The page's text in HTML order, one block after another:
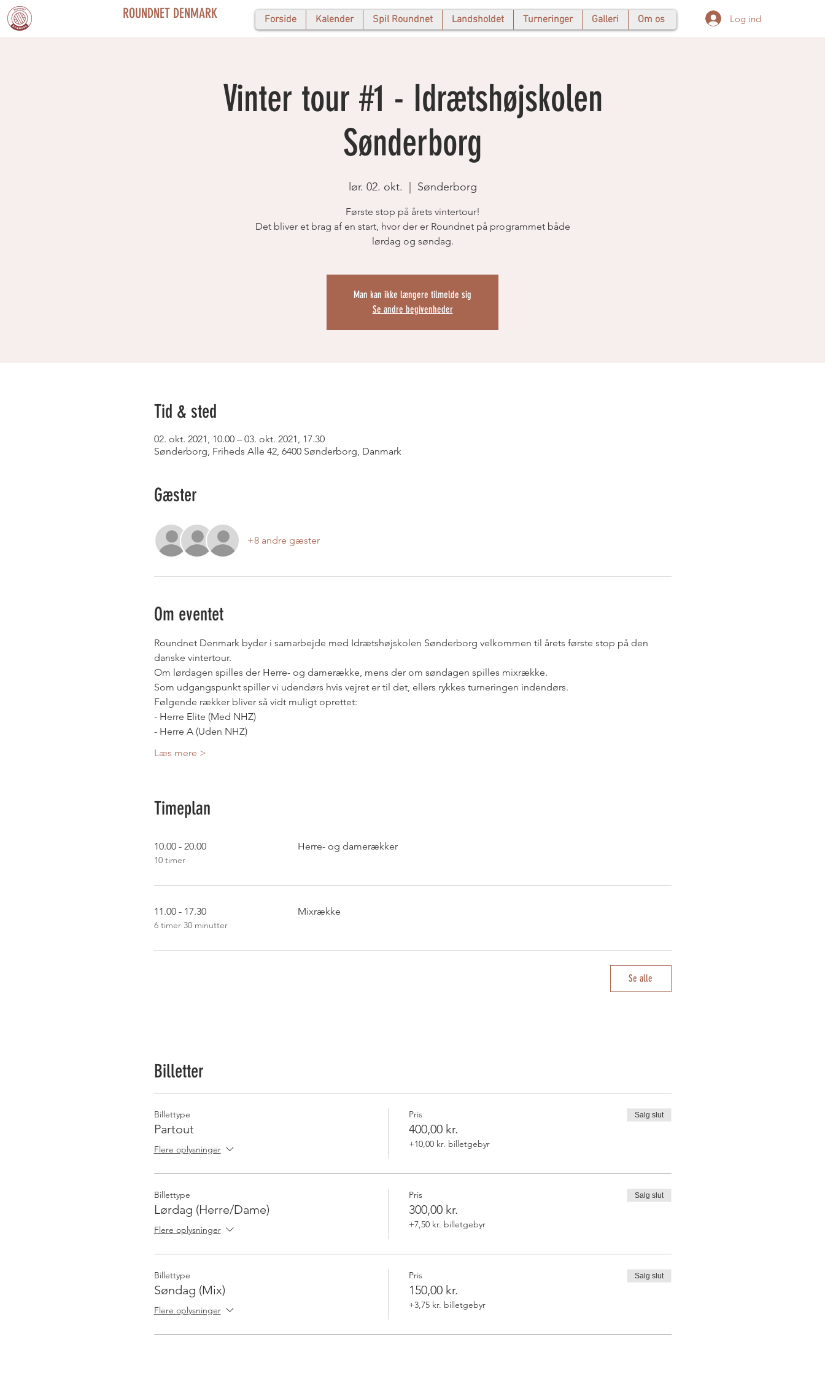
ROUNDNET DENMARK Forside Kalender Spil Roundnet Landsholdet Turneringer Galleri Om os Log ind
Vinter tour #1 - Idrætshøjskolen
Sønderborg
lør. 02. okt. Sønderborg
Første stop på årets vintertour!
Det bliver et brag af en start, hvor der er Roundnet på programmet både
lørdag og søndag.
Man kan ikke længere tilmelde sig
Se andre begivenheder
Tid & sted
02. okt. 2021, 10.00 – 03. okt. 2021, 17.30
Sønderborg, Friheds Alle 42, 6400 Sønderborg, Danmark
Gæster
+8 andre gæster
Om eventet
Roundnet Denmark byder i samarbejde med Idrætshøjskolen Sønderborg velkommen til årets første stop på den
danske vintertour.
Om lørdagen spilles der Herre- og damerække, mens der om søndagen spilles mixrække.
Som udgangspunkt spiller vi udendørs hvis vejret er til det, ellers rykkes turneringen indendørs.
Følgende rækker bliver så vidt muligt oprettet:
- Herre Elite (Med NHZ)
- Herre A (Uden NHZ)
Læs mere >
Timeplan
10.00 - 20.00
10 timer
Herre- og damerækker
11.00 - 17.30
6 timer 30 minutter
Mixrække
Se alle
Billetter
Billettype
Partout
Flere oplysninger
Pris
400,00 kr.
+10,00 kr. billetgebyr
Salg slut
Billettype
Lørdag (Herre/Dame)
Flere oplysninger
Pris
300,00 kr.
+7,50 kr. billetgebyr
Salg slut
Billettype
Søndag (Mix)
Flere oplysninger
Pris
150,00 kr.
+3,75 kr. billetgebyr
Salg slut